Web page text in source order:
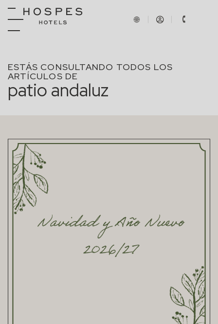
ESTÁS CONSULTANDO TODOS LOS
ARTÍCULOS DE
patio andaluz